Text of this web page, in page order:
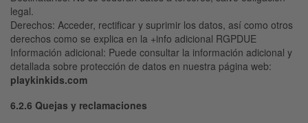
legal.
Derechos: Acceder, rectificar y suprimir los datos, así como otros
derechos como se explica en la +info adicional RGPDUE
Información adicional: Puede consultar la información adicional y
detallada sobre protección de datos en nuestra página web:
playkinkids.com
6.2.6 Quejas y reclamaciones